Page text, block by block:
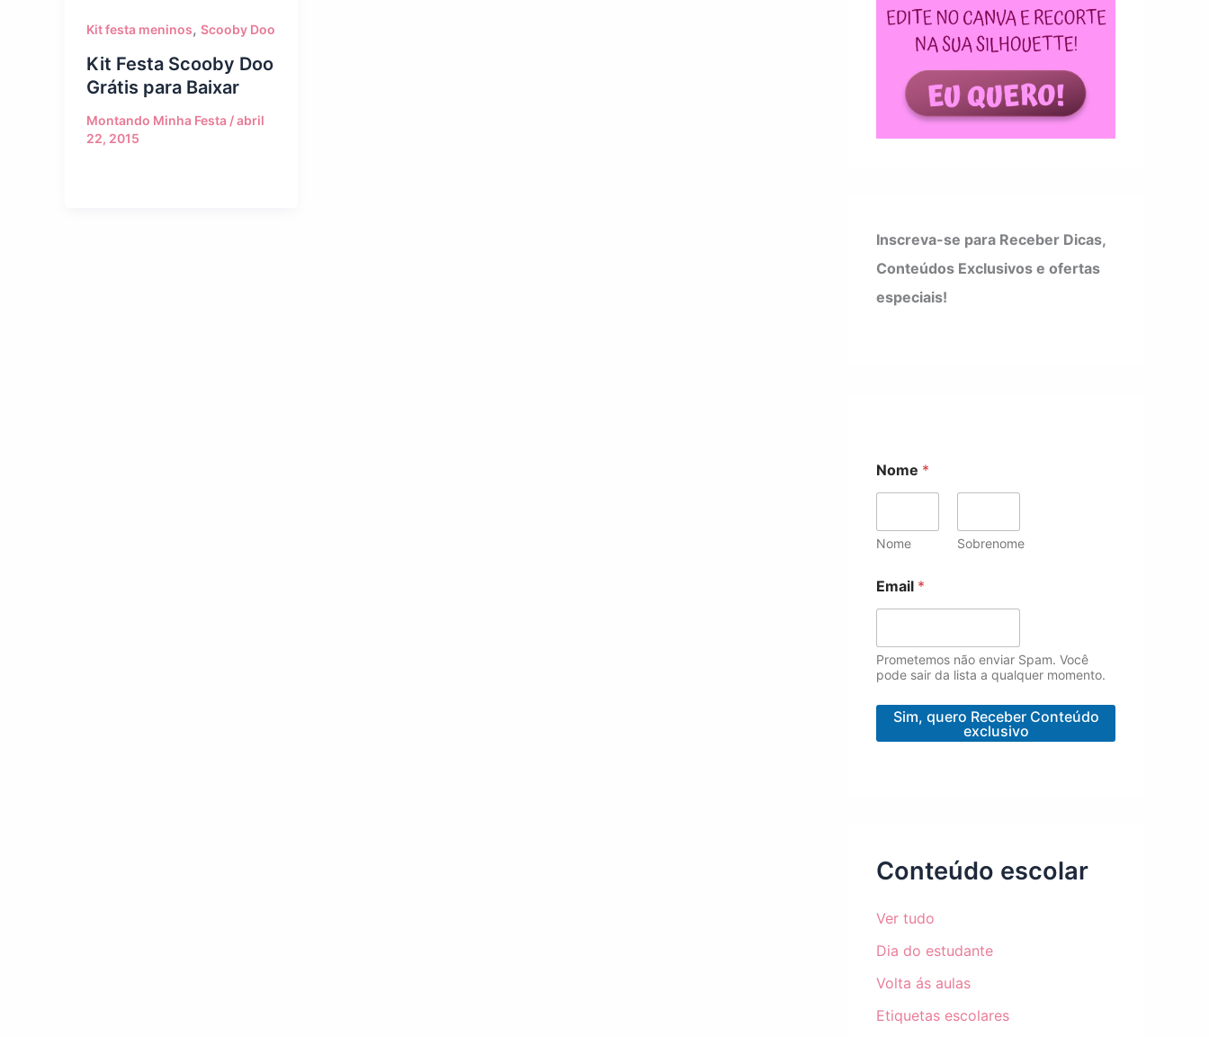
Kit festa meninos, Scooby Doo
Kit Festa Scooby Doo
Grátis para Baixar
Montando Minha Festa /abril
22, 2015
Inscreva-se para Receber Dicas,
Conteúdos Exclusivos e ofertas
especiais!
N
o
e
N
m
e
Nome *
Nome Sobrenome
Email *
Prometemos não enviar Spam. Você
pode sair da lista a qualquer momento.
Sim, quero Receber Conteúdo
exclusivo
Conteúdo escolar
Ver tudo
Dia do estudante
Volta ás aulas
Etiquetas escolares